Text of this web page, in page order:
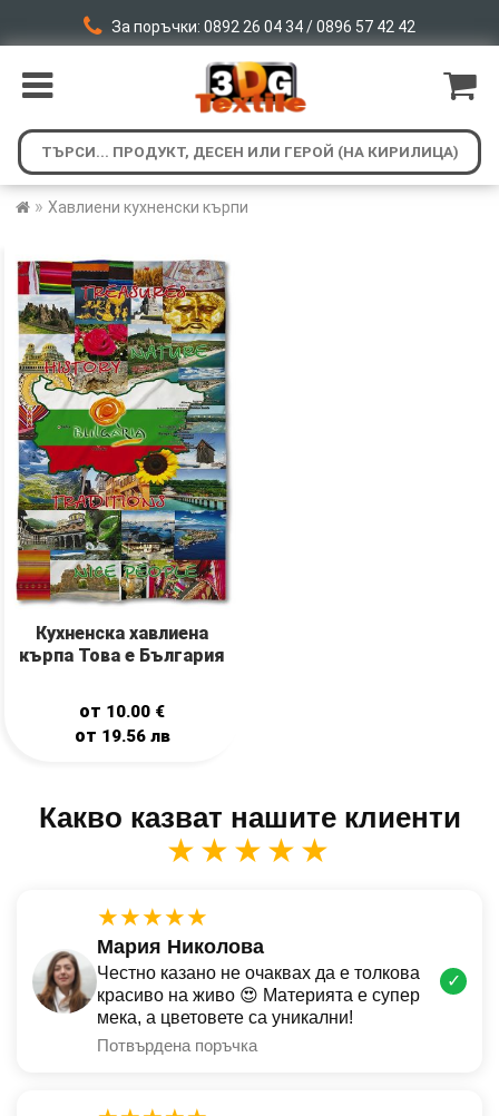
За поръчки: 0892 26 04 34 / 0896 57 42 42
» Хавлиени кухненски кърпи
Кухненска хавлиена
кърпа Това е България
от 10.00 €
от 19.56 лв
Какво казват нашите клиенти
★★★★★
★★★★★
Мария Николова
Честно казано не очаквах да е толкова
красиво на живо 😍 Материята е супер
мека, а цветовете са уникални!
Потвърдена поръчка
✓